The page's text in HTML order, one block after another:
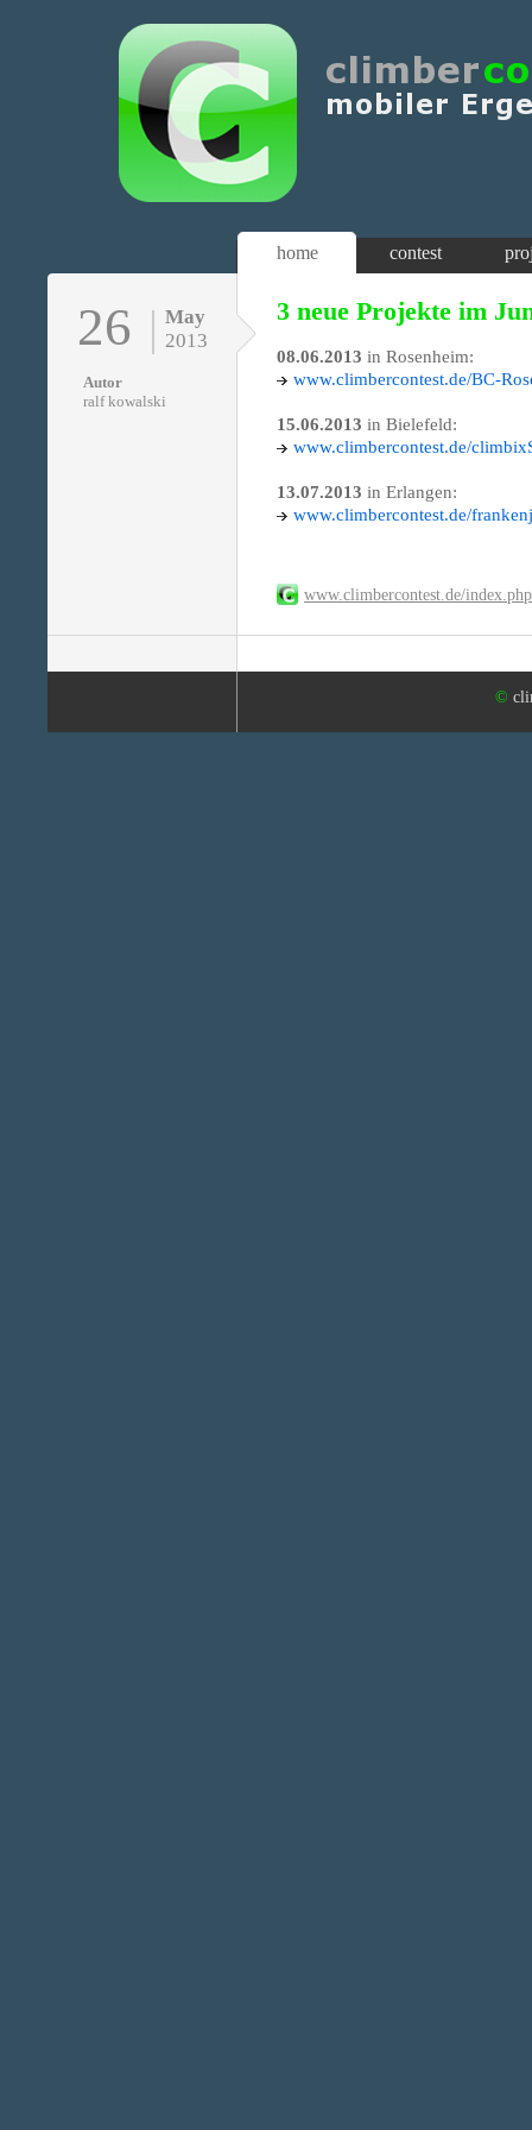
home contest
26
May
2013
Autor
ralf kowalski
3 neue Projekte im
08.06.2013 in Rosenheim:
www.climbercontest.de/BC-
15.06.2013 in Bielefeld:
www.climbercontest.de/
13.07.2013 in Erlangen:
www.climbercontest.de/
www.climbercontest.de/
©